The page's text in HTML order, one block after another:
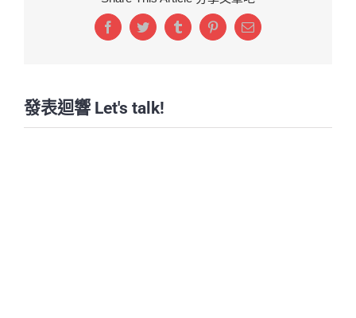
FacebookTwitterTumblrPinterestEmail:
發表迴響 Let's talk!